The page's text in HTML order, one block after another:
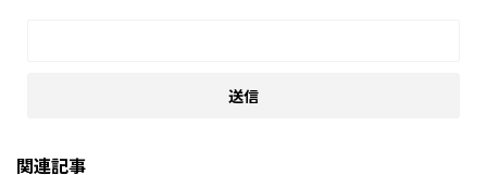
関連記事